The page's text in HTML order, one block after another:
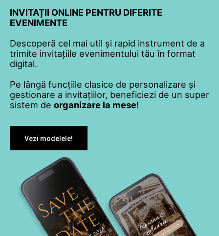
INVITAȚII ONLINE PENTRU DIFERITE
EVENIMENTE
Descoperă cel mai util și rapid instrument de a
trimite invitațiile evenimentului tău în format
digital.
Pe lângă funcțiile clasice de personalizare și
gestionare a invitațiilor, beneficiezi de un super
sistem de organizare la mese!
Vezi modelele!